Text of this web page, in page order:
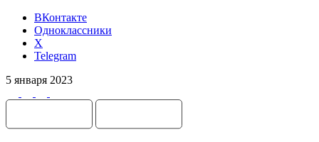
ВКонтакте
Одноклассники
X
Telegram
5 января 2023